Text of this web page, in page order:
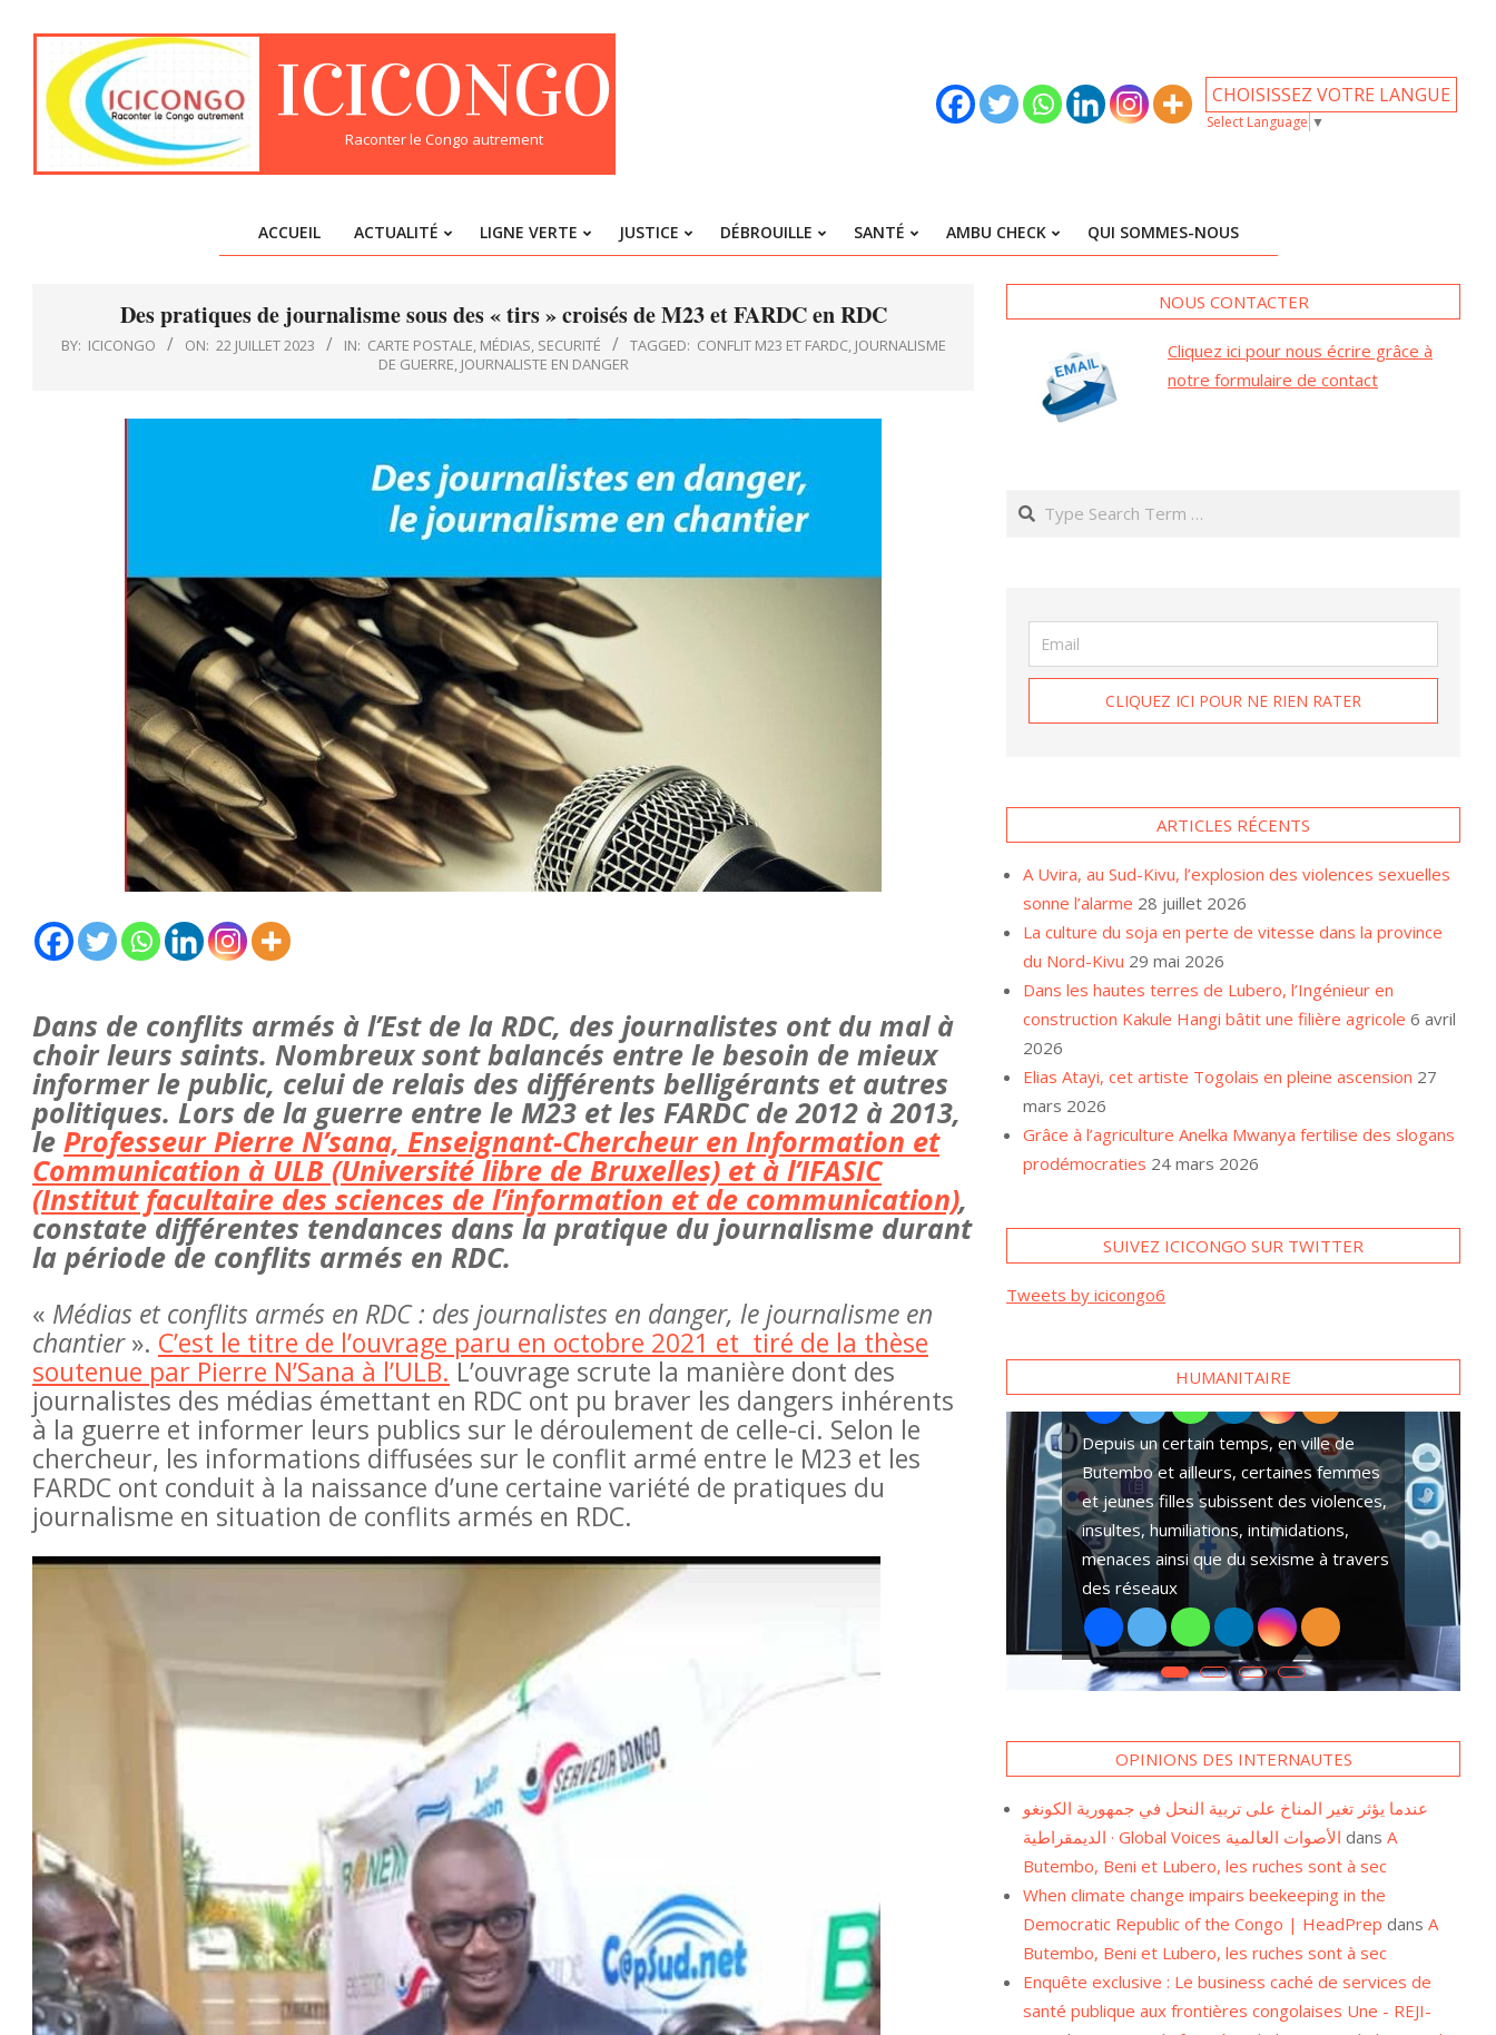
content
ICICONGO
Raconter le Congo autrement
CHOISISSEZ VOTRE LANGUE
Select Language ▼
Primary
Menu
ACCUEIL ACTUALITÉ LIGNE VERTE JUSTICE DÉBROUILLE SANTÉ AMBU CHECK QUI SOMMES-NOUS
Des pratiques de journalisme sous des « tirs » croisés de M23 et FARDC en RDC
BY: ICICONGO ON: 22 JUILLET 2023 IN: CARTE POSTALE, MÉDIAS, SECURITÉ TAGGED: CONFLIT M23 ET FARDC, JOURNALISME
DE GUERRE, JOURNALISTE EN DANGER
Dans de conflits armés à l’Est de la RDC, des journalistes ont du mal à
choir leurs saints. Nombreux sont balancés entre le besoin de mieux
informer le public, celui de relais des différents belligérants et autres
politiques. Lors de la guerre entre le M23 et les FARDC de 2012 à 2013,
le Professeur Pierre N’sana, Enseignant-Chercheur en Information et
Communication à ULB (Université libre de Bruxelles) et à l’IFASIC
(Institut facultaire des sciences de l’information et de communication),
constate différentes tendances dans la pratique du journalisme durant
la période de conflits armés en RDC.
« Médias et conflits armés en RDC : des journalistes en danger, le journalisme en
chantier». C’est le titre de l’ouvrage paru en octobre 2021 et tiré de la thèse
soutenue par Pierre N’Sana à l’ULB. L’ouvrage scrute la manière dont des
journalistes des médias émettant en RDC ont pu braver les dangers inhérents
à la guerre et informer leurs publics sur le déroulement de celle-ci. Selon le
chercheur, les informations diffusées sur le conflit armé entre le M23 et les
FARDC ont conduit à la naissance d’une certaine variété de pratiques du
journalisme en situation de conflits armés en RDC.
NOUS CONTACTER
Cliquez ici pour nous écrire grâce à
notre formulaire de contact
Search
ARTICLES RÉCENTS
A Uvira, au Sud-Kivu, l’explosion des violences sexuelles
sonne l’alarme 28 juillet 2026
La culture du soja en perte de vitesse dans la province
du Nord-Kivu 29 mai 2026
Dans les hautes terres de Lubero, l’Ingénieur en
construction Kakule Hangi bâtit une filière agricole 6 avril
2026
Elias Atayi, cet artiste Togolais en pleine ascension 27
mars 2026
Grâce à l’agriculture Anelka Mwanya fertilise des slogans
prodémocraties 24 mars 2026
SUIVEZ ICICONGO SUR TWITTER
Tweets by icicongo6
HUMANITAIRE
violences en ligne
Butembo et ailleurs,
des violences,
ainsi que du
A Goma, plusieurs familles
sportifs pour survivre
Dans la ville de Goma, chef-lieu de la
province du Nord-Kivu, pour survivre,
plusieurs hommes et femmes chefs de
ménages se tournent vers le pari foot.
Ceci depuis l’occupation de
Les femmes très absentes des accords de paix
en RDC
Dans ses recherches sur le genre, la communication publique et
processus de paix en RDC, Rose Kahambu Tuombeane révèle
des faiblesses majeures dans l’application de ces accords, en
Ces superstitions qui accentuent les
sexuelles contre des pygmées dans
RDC
L’Est de la République Démocratique du Congo-
depuis plusieurs années des conflits armés. Des
pygmées sont parmi les plus victimes. Elles
de violence
OPINIONS DES INTERNAUTES
الديمقراطية · Global Voices الأصوات العالميةdans A
Butembo, Beni et Lubero, les ruches sont à sec
When climate change impairs beekeeping in the
Democratic Republic of the Congo | HeadPrepdans
Butembo, Beni et Lubero, les ruches sont à sec
Enquête exclusive : Le business caché de services de
santé publique aux frontières congolaises Une - REJI-
RDCdansRDC : A la frontière de la RDC et de l’Ouganda,